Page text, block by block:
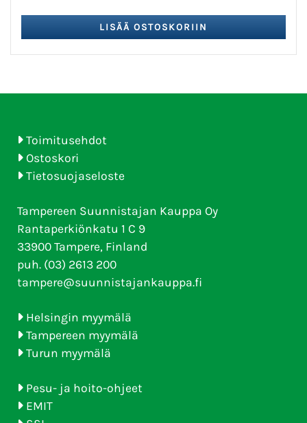
Toimitusehdot
Ostoskori
Tietosuojaseloste
Tampereen Suunnistajan Kauppa Oy
Rantaperkiönkatu 1 C 9
33900 Tampere, Finland
puh. (03) 2613 200
tampere@suunnistajankauppa.fi
Helsingin myymälä
Tampereen myymälä
Turun myymälä
Pesu- ja hoito-ohjeet
EMIT